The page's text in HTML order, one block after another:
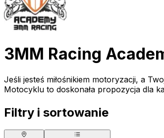
3MM Racing
Jeśli jesteś miłośnikiem motoryzacji, a
Motocyklu to doskonała propozycja dla
Filtry i sortowanie